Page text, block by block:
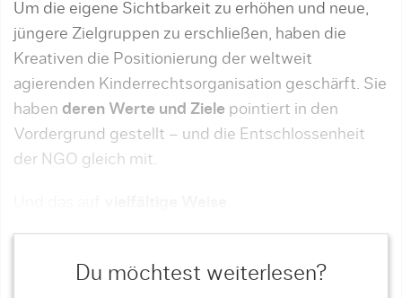
Um die eigene Sichtbarkeit zu erhöhen und neue,
jüngere Zielgruppen zu erschließen, haben die
Kreativen die Positionierung der weltweit
agierenden Kinderrechtsorganisation geschärft. Sie
haben deren Werte und Ziele pointiert in den
Vordergrund gestellt – und die Entschlossenheit
der NGO gleich mit.
Du möchtest weiterlesen?